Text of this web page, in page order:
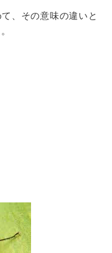
て、その意味の違いと